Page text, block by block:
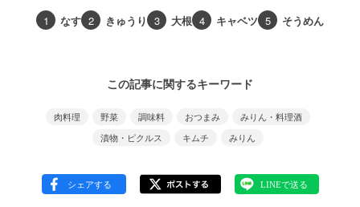
1 なす 2 きゅうり 3 大根 4 キャベツ 5 そうめん
この記事に関するキーワード
肉料理 野菜 調味料 おつまみ
みりん・料理酒
漬物・ピクルス
キムチ みりん